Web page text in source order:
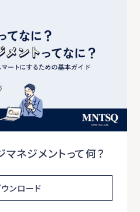
ネジメントって何？
ンロード